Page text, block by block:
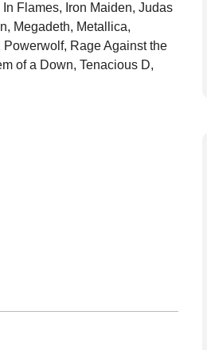
Flames, Iron Maiden, Judas
Megadeth, Metallica,
Rage Against the
of a Down, Tenacious D,